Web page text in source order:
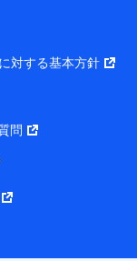
）
対する基本方針
問